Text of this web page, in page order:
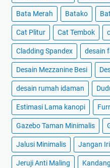
Bata Merah Batako
Cat Plitur Cat Tembok
Cladding Spandex desain
Desain Mezzanine Besi
desain rumah idaman
Estimasi Lama kanopi
Gazebo Taman Minimalis
Jalusi Minimalis Jangan Iri
Jeruji Anti Maling